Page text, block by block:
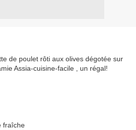
de poulet rôti aux olives dégotée sur
Assia-cuisine-facile , un régal!
fraîche